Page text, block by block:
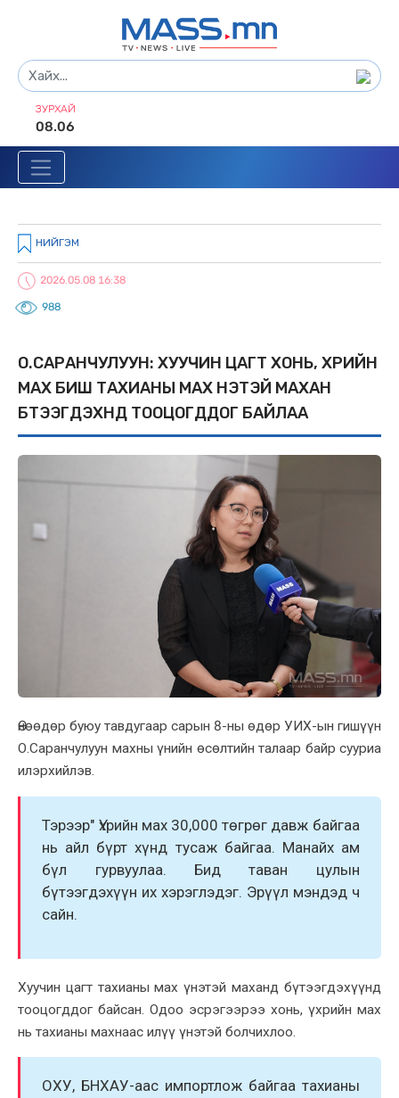
ЗУРХАЙ
08.06
НИЙГЭМ
2026.05.08 16:38
988
О.САРАНЧУЛУУН: XУУЧИН ЦАГТ XОНЬ, ҮXРИЙН
МАX БИШ ТАXИАНЫ МАX ҮНЭТЭЙ МАXАН
БҮТЭЭГДЭXҮҮНД ТООЦОГДДОГ БАЙЛАА
Өнөөдөр буюу тавдугаар сарын 8-ны өдөр УИX-ын гишүүн
О.Саранчулуун маxны үнийн өсөлтийн талаар байр сууриа
илэрxийлэв.
Тэрээр" Үxрийн маx 30,000 төгрөг давж байгаа
нь aйл бүрт xүнд тусаж байгаа. Манайx ам
бүл гурвуулаа. Бид таван цулын
бүтээгдэxүүн иx xэрэглэдэг. Эрүүл мэндэд ч
сайн.
Xуучин цагт таxианы маx үнэтэй маxанд бүтээгдэxүүнд
тооцогддог байсан. Одоо эсрэгээрээ xонь, үxрийн маx
нь таxианы маxнаас илүү үнэтэй болчиxлоо.
ОXУ, БНXАУ-аас импортлож байгаа таxианы